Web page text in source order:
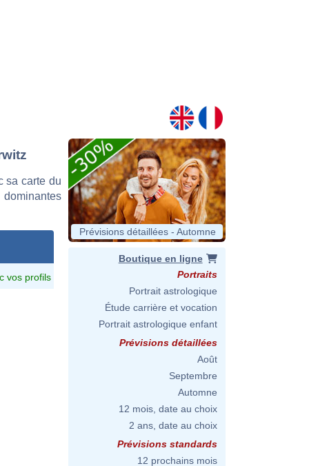
sa carte du
vos profils
Prévisions détaillées - Automne
Boutique en ligne
Portraits
Portrait astrologique
Étude carrière et vocation
Portrait astrologique enfant
Prévisions détaillées
Août
Septembre
Automne
12 mois, date au choix
2 ans, date au choix
Prévisions standards
12 prochains mois